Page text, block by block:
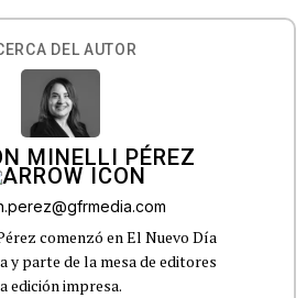
DEL AUTOR
MINELLI PÉREZ
comenzó en El Nuevo Día
y parte de la mesa de editores
edición impresa.